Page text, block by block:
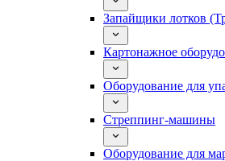
Запайщики лотков
Картонажное
Оборудование для
Стреппинг-машины
Оборудование для